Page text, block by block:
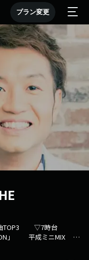
プラン変更
曲TOP3 ▽7時台
」 平成ミニMIX
「紀陽銀行MY HOME